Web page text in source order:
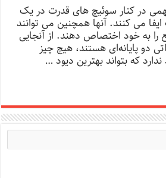
در کنار سوئیچ های قدرت در یک
می کنند. آنها همچنین می توانند
را به خود اختصاص دهند. از آنجایی
دو پایانه‌ای هستند، هیچ چیز
که بتواند بهترین دیود …